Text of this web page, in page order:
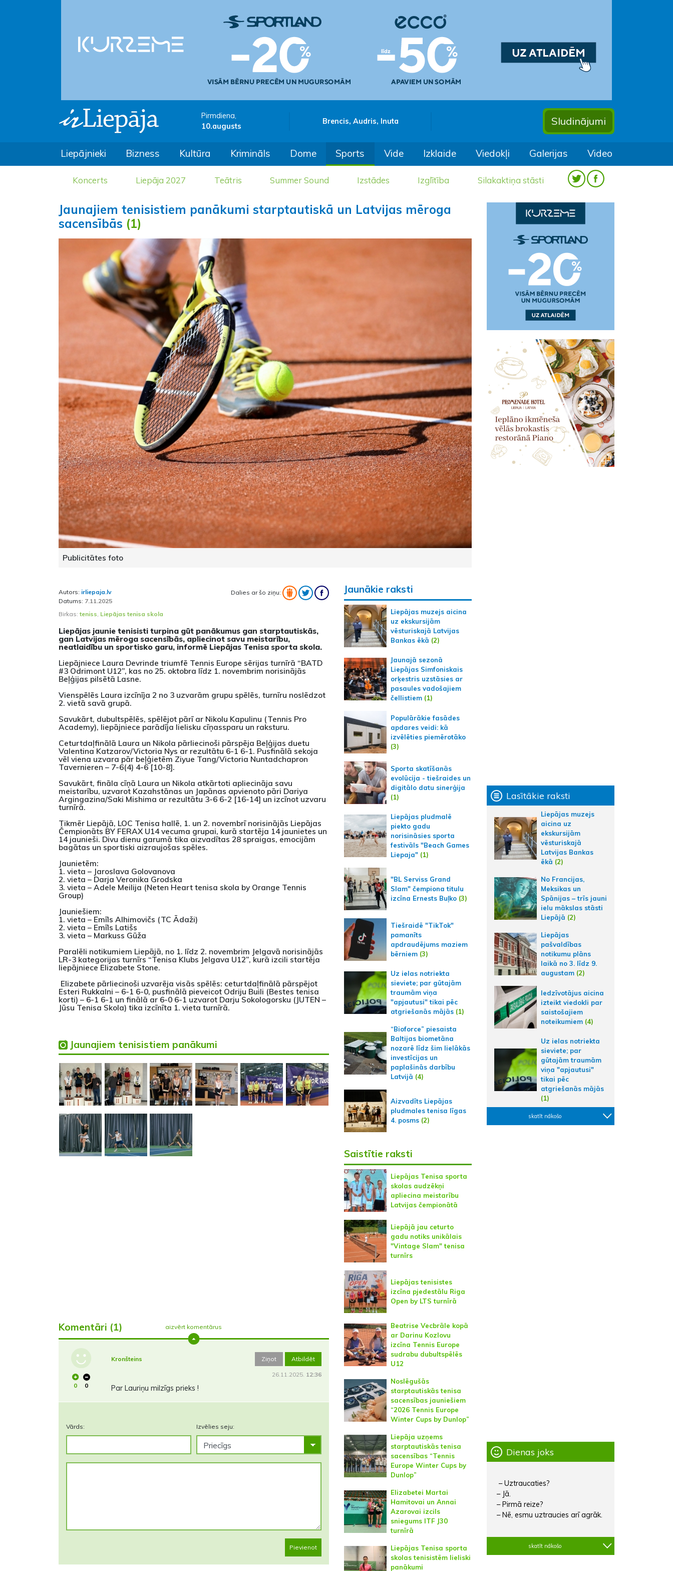
Pirmdiena,
10.augusts
Brencis, Audris, Inuta Sludinājumi
Liepājnieki Bizness Kultūra Krimināls Dome Sports Vide Izklaide Viedokļi Galerijas Video
Koncerts Liepāja 2027 Teātris Summer Sound Izstādes Izglītība Silakaktiņa stāsti
Jaunajiem tenisistiem panākumi starptautiskā un Latvijas mēroga
sacensībās (1)
Publicitātes foto
Autors: irliepaja.lv
Datums: 7.11.2025
Dalies ar šo ziņu:
Birkas:teniss, Liepājas tenisa skola
Liepājas jaunie tenisisti turpina gūt panākumus gan starptautiskās,
gan Latvijas mēroga sacensībās, apliecinot savu meistarību,
neatlaidību un sportisko garu, informē Liepājas Tenisa sporta skola.
Liepājniece Laura Devrinde triumfē Tennis Europe sērijas turnīrā “BATD
#3 Odrimont U12”, kas no 25. oktobra līdz 1. novembrim norisinājās
Beļģijas pilsētā Lasne.
Vienspēlēs Laura izcīnīja 2 no 3 uzvarām grupu spēlēs, turnīru noslēdzot
2. vietā savā grupā.
Savukārt, dubultspēlēs, spēlējot pārī ar Nikolu Kapulinu (Tennis Pro
Academy), liepājniece parādīja lielisku cīņassparu un raksturu.
Ceturtdaļfinālā Laura un Nikola pārliecinoši pārspēja Beļģijas duetu
Valentina Katzarov/Victoria Nys ar rezultātu 6-1 6-1. Pusfinālā sekoja
vēl viena uzvara pār beļģietēm Ziyue Tang/Victoria Nuntadchapron
Tavernieren – 7-6(4) 4-6 [10-8].
Savukārt, fināla cīņā Laura un Nikola atkārtoti apliecināja savu
meistarību, uzvarot Kazahstānas un Japānas apvienoto pāri Dariya
Argingazina/Saki Mishima ar rezultātu 3-6 6-2 [16-14] un izcīnot uzvaru
turnīrā.
Tikmēr Liepājā, LOC Tenisa hallē, 1. un 2. novembrī norisinājās Liepājas
Čempionāts BY FERAX U14 vecuma grupai, kurā startēja 14 jaunietes un
14 jaunieši. Divu dienu garumā tika aizvadītas 28 spraigas, emocijām
bagātas un sportiski aizraujošas spēles.
Jaunietēm:
1. vieta – Jaroslava Golovanova
2. vieta – Darja Veronika Grodska
3. vieta – Adele Meilija (Neten Heart tenisa skola by Orange Tennis
Group)
Jauniešiem:
1. vieta – Emīls Alhimovičs (TC Ādaži)
2. vieta – Emīls Latišs
3. vieta – Markuss Gūža
Paralēli notikumiem Liepājā, no 1. līdz 2. novembrim Jelgavā norisinājās
LR-3 kategorijas turnīrs “Tenisa Klubs Jelgava U12”, kurā izcili startēja
liepājniece Elizabete Stone.
Elizabete pārliecinoši uzvarēja visās spēlēs: ceturtdaļfinālā pārspējot
Esteri Rukkalni – 6-1 6-0, pusfinālā pieveicot Odriju Buili (Bestes tenisa
korti) – 6-1 6-1 un finālā ar 6-0 6-1 uzvarot Darju Sokologorsku (JUTEN –
Jūsu Tenisa Skola) tika izcīnīta 1. vieta turnīrā.
Jaunajiem tenisistiem panākumi
Komentāri (1) aizvērt komentārus
0 0
Kronšteins Ziņot Atbildēt
26.11.2025. 12:36
Par Lauriņu milzīgs prieks !
Vārds: Izvēlies seju:
Pievienot
Jaunākie raksti
Liepājas muzejs aicina
uz ekskursijām
vēsturiskajā Latvijas
Bankas ēkā (2)
Jaunajā sezonā
Liepājas Simfoniskais
orķestris uzstāsies ar
pasaules vadošajiem
čellistiem(1)
Populārākie fasādes
apdares veidi: kā
izvēlēties piemērotāko
(3)
Sporta skatīšanās
evolūcija - tiešraides un
digitālo datu sinerģija
(1)
Liepājas pludmalē
piekto gadu
norisināsies sporta
festivāls "Beach Games
Liepaja"(1)
"BL Serviss Grand
Slam" čempiona titulu
izcīna Ernests Buļko(3)
Tiešraidē "TikTok"
pamanīts
apdraudējums maziem
bērniem(3)
Uz ielas notriekta
sieviete; par gūtajām
traumām viņa
"apjautusi" tikai pēc
atgriešanās mājās(1)
“Bioforce” piesaista
Baltijas biometāna
nozarē līdz šim lielākās
investīcijas un
paplašinās darbību
Latvijā (4)
Aizvadīts Liepājas
pludmales tenisa līgas
4. posms(2)
Saistītie raksti
Liepājas Tenisa sporta
skolas audzēkņi
apliecina meistarību
Latvijas čempionātā
Liepājā jau ceturto
gadu notiks unikālais
"Vintage Slam" tenisa
turnīrs
Liepājas tenisistes
izcīna pjedestālu Riga
Open by LTS turnīrā
Beatrise Vecbrāle kopā
ar Darinu Kozlovu
izcīna Tennis Europe
sudrabu dubultspēlēs
U12
Noslēgušās
starptautiskās tenisa
sacensības jauniešiem
“2026 Tennis Europe
Winter Cups by Dunlop”
Liepāja uzņems
starptautiskās tenisa
sacensības “Tennis
Europe Winter Cups by
Dunlop”
Elizabetei Martai
Hamitovai un Annai
Azarovai izcils
sniegums ITF J30
turnīrā
Liepājas Tenisa sporta
skolas tenisistēm lieliski
panākumi
Lasītākie raksti
Liepājas muzejs
aicina uz
ekskursijām
vēsturiskajā
Latvijas Bankas
ēkā (2)
No Francijas,
Meksikas un
Spānijas – trīs jauni
ielu mākslas stāsti
Liepājā (2)
Liepājas
pašvaldības
notikumu plāns
laikā no 3. līdz 9.
augustam (2)
Iedzīvotājus aicina
izteikt viedokli par
saistošajiem
noteikumiem (4)
Uz ielas notriekta
sieviete; par
gūtajām traumām
viņa "apjautusi"
tikai pēc
atgriešanās mājās
(1)
skatīt nākošo
Dienas joks
– Uztraucaties?
– Jā.
– Pirmā reize?
– Nē, esmu uztraucies arī agrāk.
skatīt nākošo